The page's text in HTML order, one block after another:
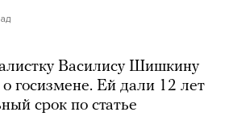
Василису Шишкину
госизмене. Ей дали 12 лет
срок по статье